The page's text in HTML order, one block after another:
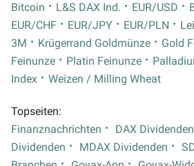
Bitcoin
L&S DAX Ind. EUR/USD
EUR/CHF
EUR/JPY EUR/PLN
3M
Krügerrand Goldmünze Gold
Feinunze
Platin Feinunze
Index
Weizen / Milling Wheat
Topseiten:
Finanznachrichten
DAX Dividenden
Dividenden
MDAX Dividenden